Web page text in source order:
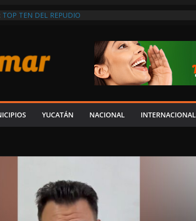
TOP TEN DEL REPUDIO
ALCUDIA HUNDE AL PODER JUDICIAL DE CAMPECHE;
RANKING NACIONAL DE GOBERNARTE LO UBICA EN EL
LUGAR 22
¡ALERTA! CAEN PIEDRAS DE LA TORRE DEL RELOJ DEL
RIESGO DE COLAPSO
YUCATÁN NACIONAL INTERNACIONAL